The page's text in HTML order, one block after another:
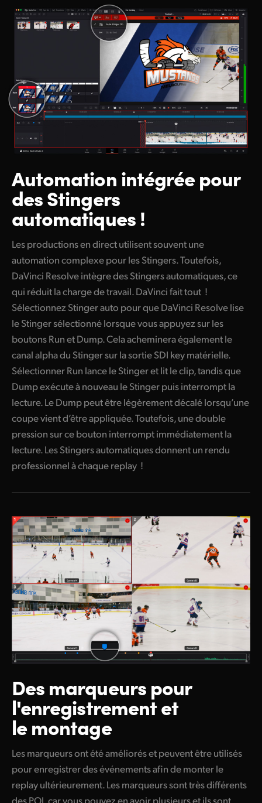
Automation intégrée pour
des Stingers
automatiques !
Les productions en direct utilisent souvent une
automation complexe pour les Stingers. Toutefois,
DaVinci Resolve intègre des Stingers automatiques, ce
qui réduit la charge de travail. DaVinci fait tout !
Sélectionnez Stinger auto pour que DaVinci Resolve lise
le Stinger sélectionné lorsque vous appuyez sur les
boutons Run et Dump. Cela acheminera également le
canal alpha du Stinger sur la sortie SDI key matérielle.
Sélectionner Run lance le Stinger et lit le clip, tandis que
Dump exécute à nouveau le Stinger puis interrompt la
lecture. Le Dump peut être légèrement décalé lorsqu’une
coupe vient d’être appliquée. Toutefois, une double
pression sur ce bouton interrompt immédiatement la
lecture. Les Stingers automatiques donnent un rendu
professionnel à chaque replay !
Des marqueurs pour
l'enregistrement et
le montage
Les marqueurs ont été améliorés et peuvent être utilisés
pour enregistrer des événements afin de monter le
replay ultérieurement. Les marqueurs sont très différents
des POI, car vous pouvez en avoir plusieurs et ils sont